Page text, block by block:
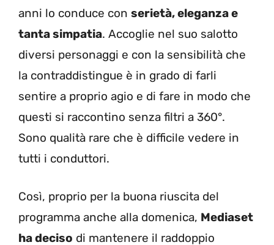
anni lo conduce con serietà, eleganza e
tanta simpatia. Accoglie nel suo salotto
diversi personaggi e con la sensibilità che
la contraddistingue è in grado di farli
sentire a proprio agio e di fare in modo che
questi si raccontino senza filtri a 360°.
Sono qualità rare che è difficile vedere in
tutti i conduttori.
Così, proprio per la buona riuscita del
programma anche alla domenica, Mediaset
ha deciso di mantenere il raddoppio